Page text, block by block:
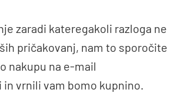
zaradi kateregakoli razloga ne
pričakovanj, nam to sporočite
nakupu na e-mail
in vrnili vam bomo kupnino.